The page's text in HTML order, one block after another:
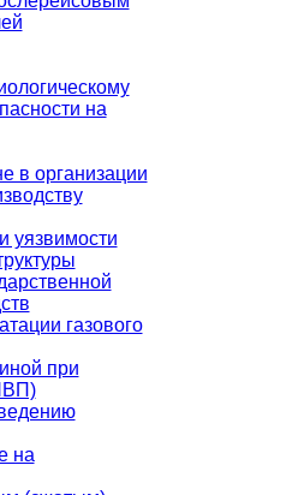
на
в организации
уязвимости
газового
при
на